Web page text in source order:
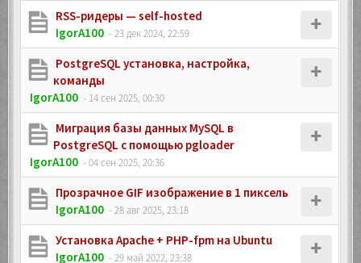
RSS-ридеры — self-hosted
IgorA100 - 23 дек 2024, 22:59
PostgreSQL установка, настройка,
команды
IgorA100 - 14 сен 2025, 00:30
Миграция базы данных MySQL в
PostgreSQL с помощью pgloader
IgorA100 - 04 сен 2025, 20:36
Прозрачное GIF изображение в 1 пиксель
IgorA100 - 28 авг 2025, 23:18
Установка Apache + PHP-fpm на Ubuntu
IgorA100 - 29 май 2022, 23:38